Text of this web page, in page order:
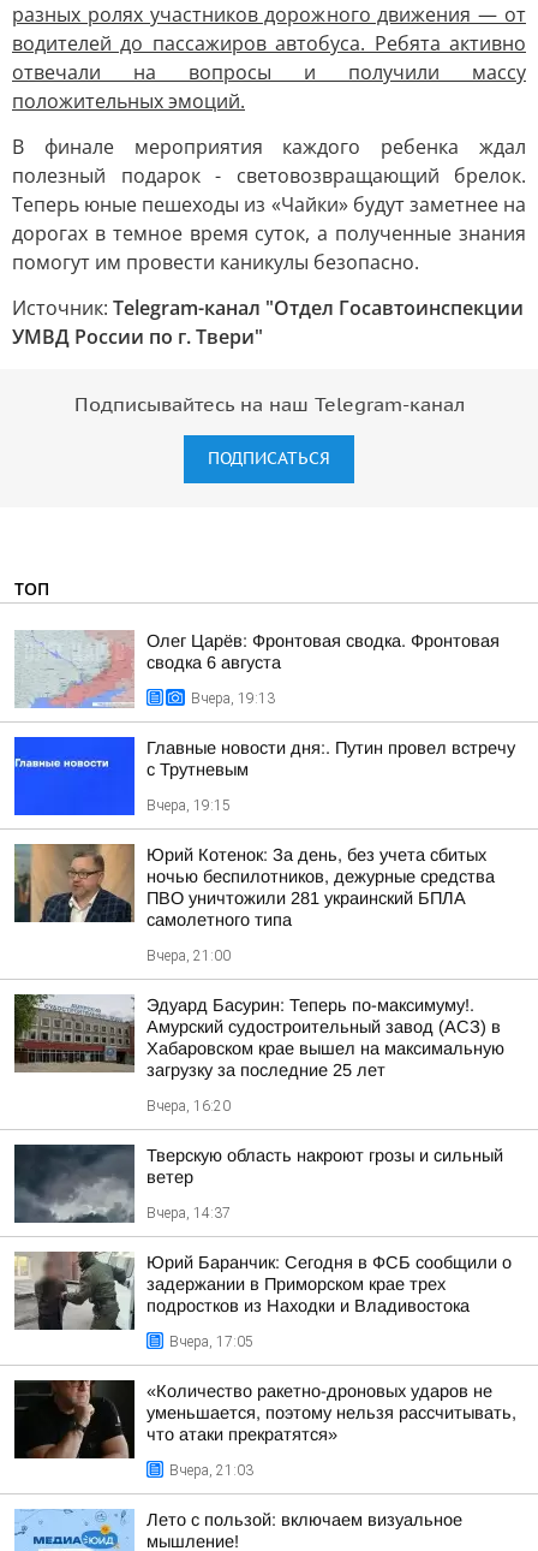
разных ролях участников дорожного движения — от
водителей до пассажиров автобуса. Ребята активно
отвечали на вопросы и получили массу
положительных эмоций.
В финале мероприятия каждого ребенка ждал
полезный подарок - световозвращающий брелок.
Теперь юные пешеходы из «Чайки» будут заметнее на
дорогах в темное время суток, а полученные знания
помогут им провести каникулы безопасно.
Источник: Telegram-канал "Отдел Госавтоинспекции
УМВД России по г. Твери"
Подписывайтесь на наш Telegram-канал
ПОДПИСАТЬСЯ
ТОП
Олег Царёв: Фронтовая сводка. Фронтовая
сводка 6 августа
Вчера, 19:13
Главные новости дня:. Путин провел встречу
с Трутневым
Вчера, 19:15
Юрий Котенок: За день, без учета сбитых
ночью беспилотников, дежурные средства
ПВО уничтожили 281 украинский БПЛА
самолетного типа
Вчера, 21:00
Эдуард Басурин: Теперь по-максимуму!.
Амурский судостроительный завод (АСЗ) в
Хабаровском крае вышел на максимальную
загрузку за последние 25 лет
Вчера, 16:20
Тверскую область накроют грозы и сильный
ветер
Вчера, 14:37
Юрий Баранчик: Сегодня в ФСБ сообщили о
задержании в Приморском крае трех
подростков из Находки и Владивостока
Вчера, 17:05
«Количество ракетно-дроновых ударов не
уменьшается, поэтому нельзя рассчитывать,
что атаки прекратятся»
Вчера, 21:03
Лето с пользой: включаем визуальное
мышление!